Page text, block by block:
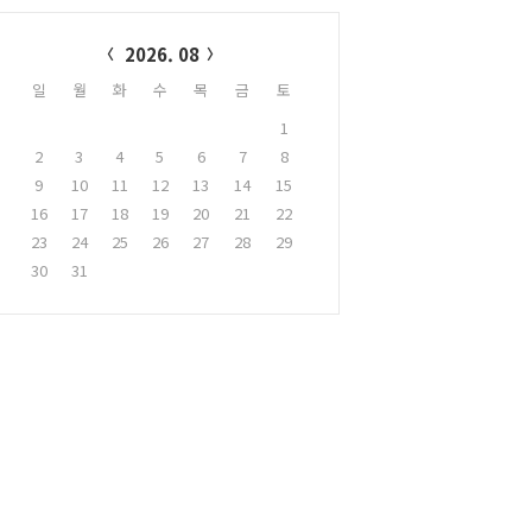
2026. 08
일 월 화 수 목 금
토
1
2
3 4 5 6 7
8
9
10 11 12 13 14
15
16
17 18 19 20 21
22
23
24 25 26 27 28
29
30
31